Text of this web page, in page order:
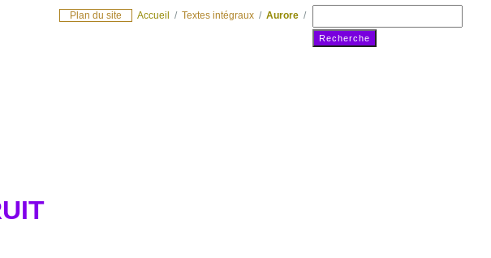
Recherche
Plan du site Accueil / Textes intégraux / Aurore /